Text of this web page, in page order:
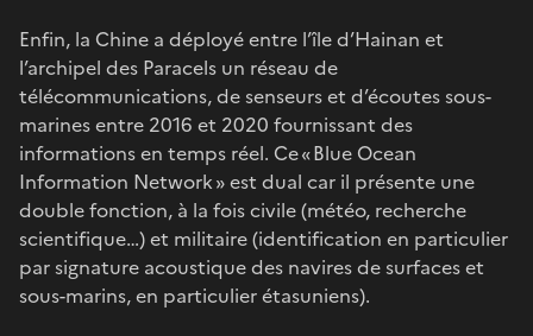
Enfin, la Chine a déployé entre l’île d’Hainan et
l’archipel des Paracels un réseau de
télécommunications, de senseurs et d’écoutes sous-
marines entre 2016 et 2020 fournissant des
informations en temps réel. Ce « Blue Ocean
Information Network » est dual car il présente une
double fonction, à la fois civile (météo, recherche
scientifique…) et militaire (identification en particulier
par signature acoustique des navires de surfaces et
sous-marins, en particulier étasuniens).